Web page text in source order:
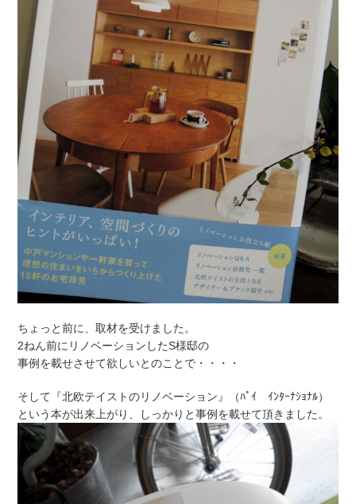
ちょっと前に、取材を受けました。
2ねん前にリノベーションしたS様邸の
事例を載せさせて欲しいとのことで・・・・
そして『北欧テイストのリノベーション』（ﾊﾟｲ ｲﾝﾀｰﾅｼｮﾅﾙ）
という本が出来上がり、しっかりと事例を載せて頂きました。